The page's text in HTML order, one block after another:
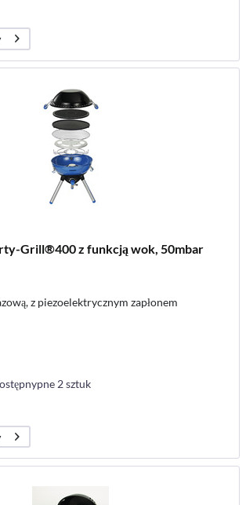
Grill®400 z funkcją wok, 50mbar
z piezoelektrycznym zapłonem
2 sztuk